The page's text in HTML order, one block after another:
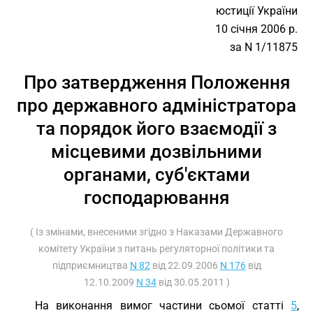
юстиції України
10 січня 2006 р.
за N 1/11875
Про затвердження Положення
про державного адміністратора
та порядок його взаємодії з
місцевими дозвільними
органами, суб'єктами
господарювання
( Із змінами, внесеними згідно з Наказами Державного
комітету України з питань регуляторної політики та
підприємництва N 82 від 22.09.2006 N 176від
12.10.2009 N 34від 30.05.2011 )
На виконання вимог частини сьомої статті 5,